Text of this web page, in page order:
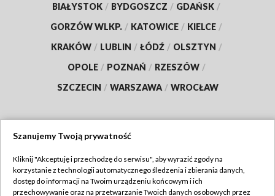
BIAŁYSTOK / BYDGOSZCZ / GDAŃSK /
GORZÓW WLKP. / KATOWICE / KIELCE /
KRAKÓW / LUBLIN / ŁÓDŹ / OLSZTYN /
OPOLE / POZNAŃ / RZESZÓW /
SZCZECIN / WARSZAWA / WROCŁAW
TVP
Abonament TVP
Szanujemy Twoją prywatność
Kliknij "Akceptuję i przechodzę do serwisu", aby wyrazić zgody na
korzystanie z technologii automatycznego śledzenia i zbierania danych,
dostęp do informacji na Twoim urządzeniu końcowym i ich
przechowywanie oraz na przetwarzanie Twoich danych osobowych przez